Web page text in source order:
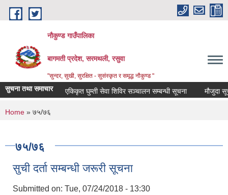
Skip to main content
नौकुण्ड गाउँपालिका
बागमती प्रदेश, सरमथली, रसुवा
"सुन्दर, सुखी, सुरक्षित - सुसंस्कृत र समृद्ध नौकुण्ड "
सुचना तथा समाचार एकिकृत घुम्ती सेवा शिविर सञ्‍चालन सम्बन्धी सूचना मौजुदा
You are here
Home » ७५/७६
७५/७६
सुची दर्ता सम्बन्धी जरूरी सूचना
Submitted on: Tue, 07/24/2018 - 13:30